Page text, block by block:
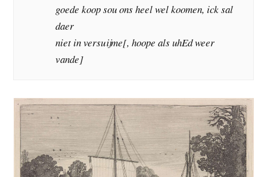
goede koop sou ons heel wel koomen, ick sal
daer
niet in versuijme[, hoope als uhEd weer
vande]